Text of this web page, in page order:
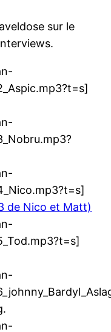
sur le
de Nico et Matt)